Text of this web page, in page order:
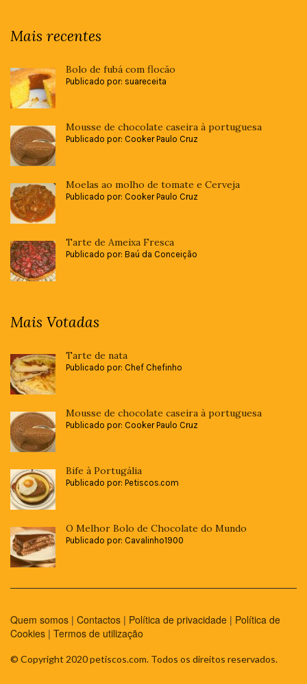
Mais recentes
Bolo de fubá com flocão
Publicado por: suareceita
Mousse de chocolate caseira à portuguesa
Publicado por: Cooker Paulo Cruz
Moelas ao molho de tomate e Cerveja
Publicado por: Cooker Paulo Cruz
Tarte de Ameixa Fresca
Publicado por: Baú da Conceição
Mais Votadas
Tarte de nata
Publicado por: Chef Chefinho
Mousse de chocolate caseira à portuguesa
Publicado por: Cooker Paulo Cruz
Bife à Portugália
Publicado por: Petiscos.com
O Melhor Bolo de Chocolate do Mundo
Publicado por: Cavalinho1900
Quem somos | Contactos | Política de privacidade | Política de
Cookies | Termos de utilização
© Copyright 2020 petiscos.com. Todos os direitos reservados.